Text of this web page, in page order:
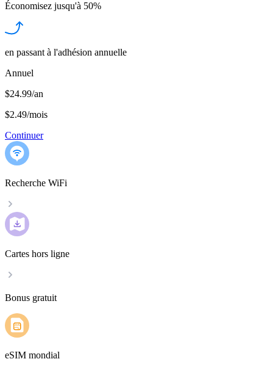
Économisez jusqu'à 50%
en passant à l'adhésion annuelle
Annuel
$24.99/an
$2.49/mois
Continuer
Recherche WiFi
Cartes hors ligne
Bonus gratuit
eSIM mondial